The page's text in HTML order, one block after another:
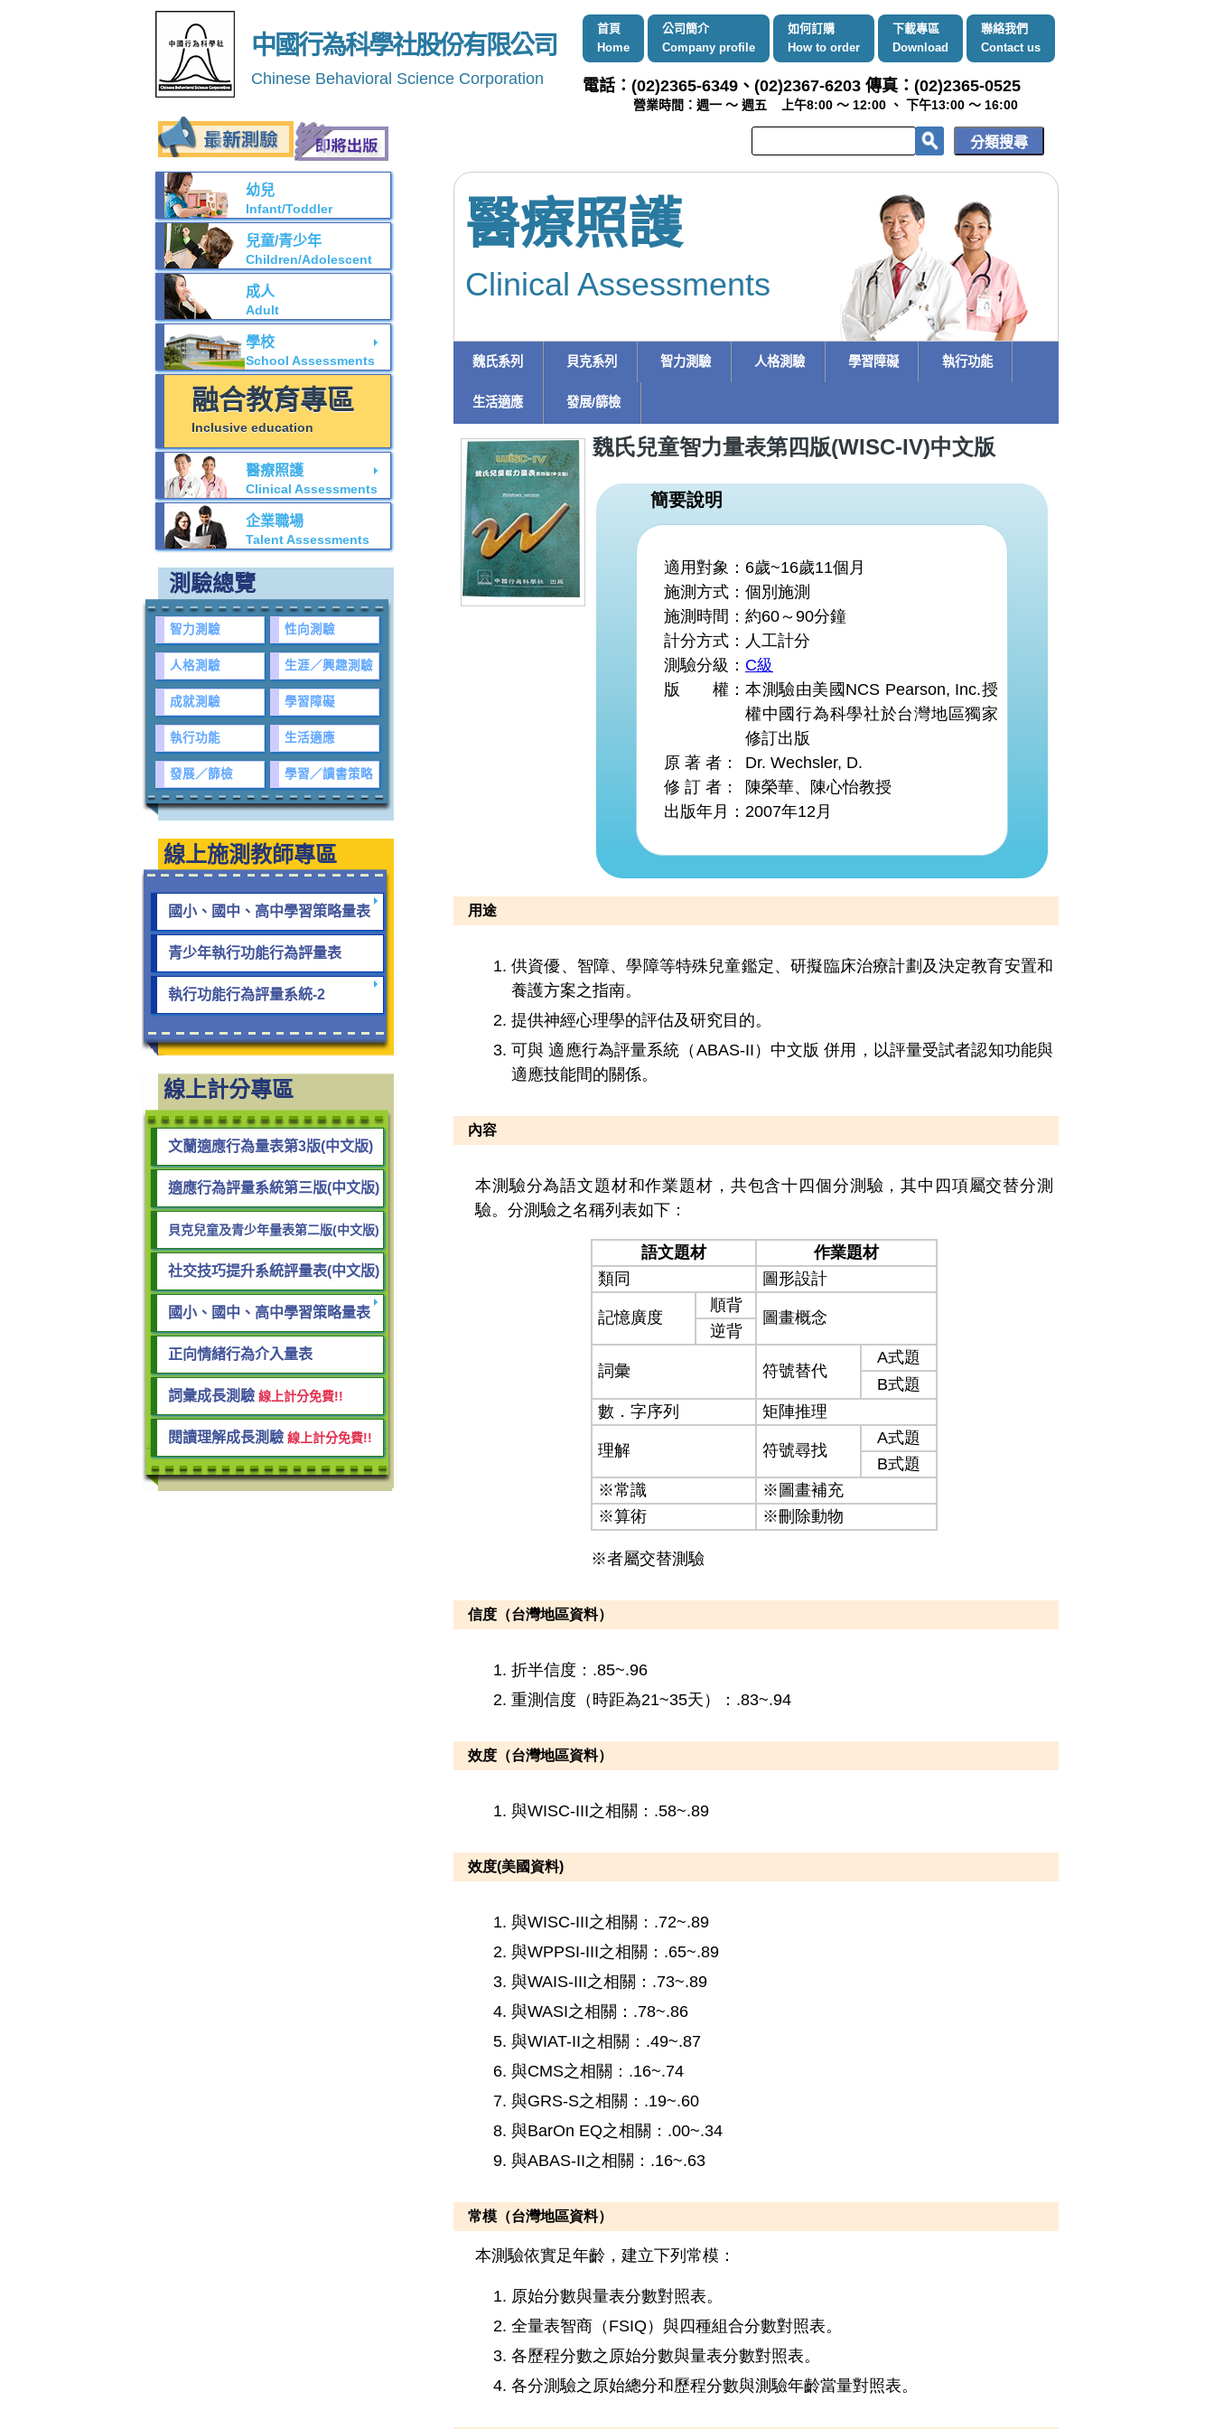
中國行為科學社股份有限公司
Chinese Behavioral Science Corporation
首頁
Home
公司簡介
Company profile
如何訂購
How to order
下載專區
Download
聯絡我們
Contact us
電話：(02)2365-6349、(02)2367-6203 傳真：(02)2365-0525
營業時間：週一 ～ 週五 上午8:00 ～ 12:00 、 下午13:00 ～ 16:00
醫療照護
Clinical Assessments
魏氏系列 貝克系列 智力測驗 人格測驗 學習障礙 執行功能
生活適應 發展/篩檢
幼兒
Infant/Toddler
兒童/青少年
Children/Adolescent
成人
Adult
學校
School Assessments
融合教育專區
Inclusive education
醫療照護
Clinical Assessments
企業職場
Talent Assessments
測驗總覽
智力測驗 性向測驗
人格測驗 生涯／興趣測驗
成就測驗 學習障礙
執行功能 生活適應
發展／篩檢 學習／讀書策略
線上施測教師專區
國小、國中、高中學習策略量表
青少年執行功能行為評量表
執行功能行為評量系統-2
線上計分專區
文蘭適應行為量表第3版(中文版)
適應行為評量系統第三版(中文版)
貝克兒童及青少年量表第二版(中文版)
社交技巧提升系統評量表(中文版)
國小、國中、高中學習策略量表
正向情緒行為介入量表
詞彙成長測驗 線上計分免費!!
閱讀理解成長測驗 線上計分免費!!